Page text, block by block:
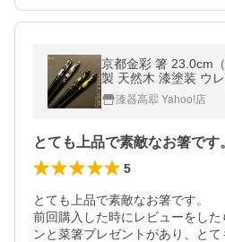
京都金彩 箸 23.0cm
製 天然木 漆塗装 ウ
ギフト プレゼント 結
国産 漆器 海外 japan
漆器高翆 Yahoo!店
5
とても上品で素敵なお箸です。
前回購入した時にレビューをし
ンと菜箸プレゼントがあり、と